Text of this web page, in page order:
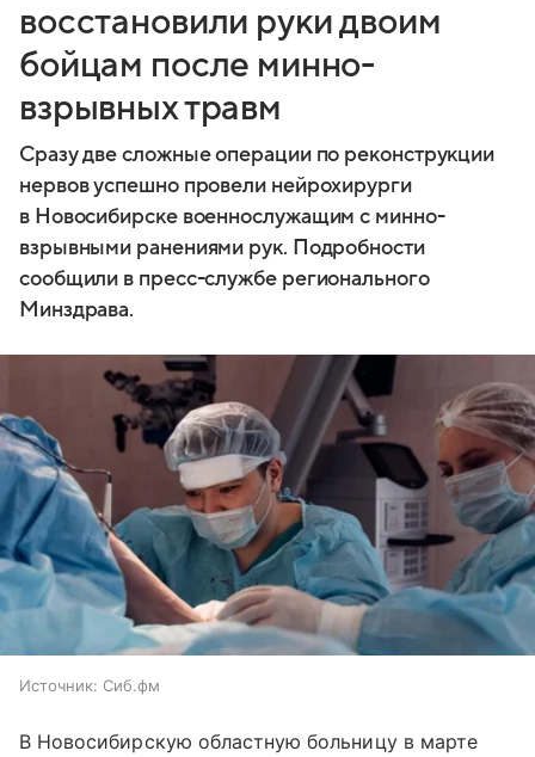
восстановили руки двоим
бойцам после минно-
взрывных травм
Сразу две сложные операции по реконструкции
нервов успешно провели нейрохирурги
в Новосибирске военнослужащим с минно-
взрывными ранениями рук. Подробности
сообщили в пресс-службе регионального
Минздрава.
Источник: Сиб.фм
В Новосибирскую областную больницу в марте